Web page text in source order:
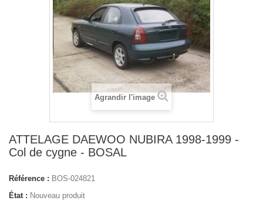
Agrandir l'image
ATTELAGE DAEWOO NUBIRA 1998-1999 -
Col de cygne - BOSAL
Référence : BOS-024821
État : Nouveau produit